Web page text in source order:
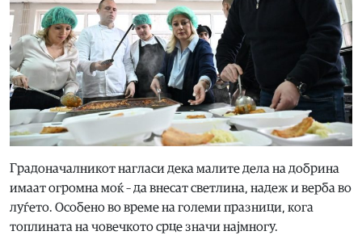
Градоначалникот нагласи дека малите дела на добрина
имаат огромна моќ – да внесат светлина, надеж и верба во
луѓето. Особено во време на големи празници, кога
топлината на човечкото срце значи најмногу.